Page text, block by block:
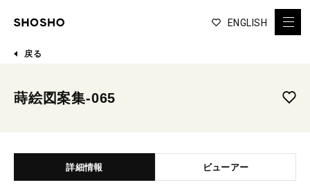
ENGLISH
戻る
蒔絵図案集-065
詳細情報 ビューアー